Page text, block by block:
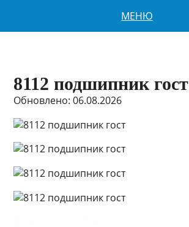
МЕНЮ
8112 подшипник гост
Обновлено: 06.08.2026